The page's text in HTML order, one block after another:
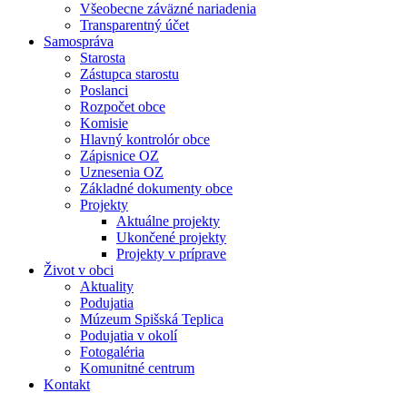
Všeobecne záväzné nariadenia
Transparentný účet
Samospráva
Starosta
Zástupca starostu
Poslanci
Rozpočet obce
Komisie
Hlavný kontrolór obce
Zápisnice OZ
Uznesenia OZ
Základné dokumenty obce
Projekty
Aktuálne projekty
Ukončené projekty
Projekty v príprave
Život v obci
Aktuality
Podujatia
Múzeum Spišská Teplica
Podujatia v okolí
Fotogaléria
Komunitné centrum
Kontakt